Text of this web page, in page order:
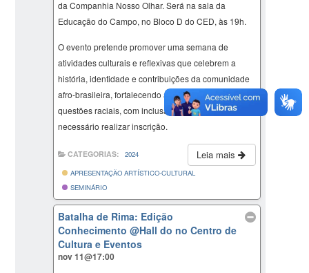
da Companhia Nosso Olhar. Será na sala da
Educação do Campo, no Bloco D do CED, às 19h.
O evento pretende promover uma semana de
atividades culturais e reflexivas que celebrem a
história, identidade e contribuições da comunidade
afro-brasileira, fortalecendo a conscientização sobre
questões raciais, com inclusão e diversidade. Não é
necessário realizar inscrição.
Leia mais
CATEGORIAS:
2024
APRESENTAÇÃO ARTÍSTICO-CULTURAL
SEMINÁRIO
Batalha de Rima: Edição
Conhecimento@Hall do no Centro de
Cultura e Eventos
nov 11@17:00